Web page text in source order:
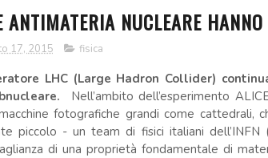
ANTIMATERIA NUCLEARE
17, 2015 fisica
LHC (Large Hadron Collider)
Nell’ambito dell’esperimento
fotografiche grandi come cattedrali,
piccolo - un team di fisici italiani
di una proprietà fondamentale di